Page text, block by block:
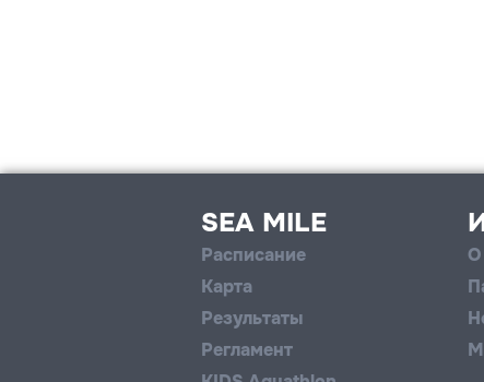
SEA MILE
Расписание
Карта
Результаты
Регламент
О